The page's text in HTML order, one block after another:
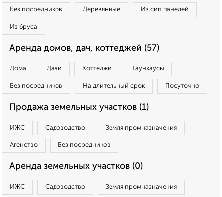
Без посредников Деревянные Из сип панелей
Из бруса
Аренда домов, дач, коттеджей (57)
Дома Дачи Коттеджи Таунхаусы
Без посредников На длительный срок Посуточно
Продажа земельных участков (1)
ИЖС Садоводство Земля промназначения
Агенство Без посредников
Аренда земельных участков (0)
ИЖС Садоводство Земля промназначения